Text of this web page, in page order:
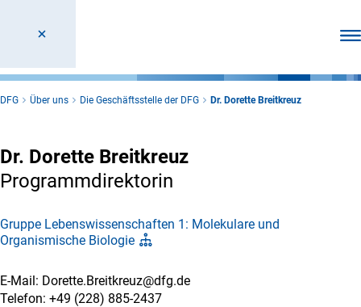
DFG Über uns Die Geschäftsstelle der DFG Dr. Dorette Breitkreuz
Dr. Dorette Breitkreuz
Programmdirektorin
Gruppe Lebenswissenschaften 1: Molekulare und
Organismische Biologie
E-Mail: Dorette.Breitkreuz@dfg.de
Telefon: +49 (228) 885-2437